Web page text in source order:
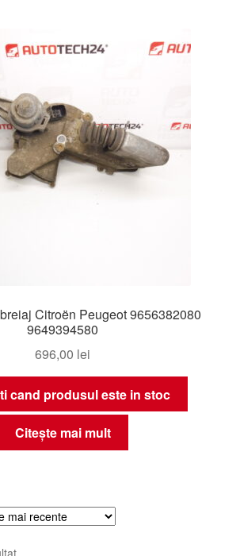
Citroën Peugeot 9656382080
9649394580
696,00 lei
cand produsul este in stoc
Citește mai mult